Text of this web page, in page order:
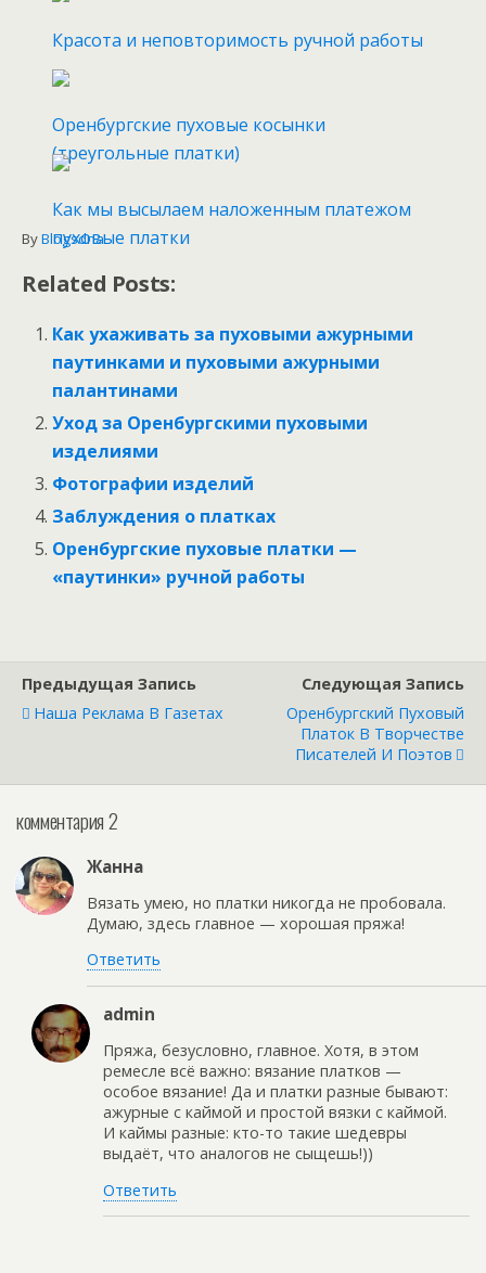
Красота и неповторимость ручной работы
Оренбургские пуховые косынки
(треугольные платки)
Как мы высылаем наложенным платежом
пуховые платки
ByBlogsdna
Related Posts:
Как ухаживать за пуховыми ажурными
паутинками и пуховыми ажурными
палантинами
Уход за Оренбургскими пуховыми
изделиями
Фотографии изделий
Заблуждения о платках
Оренбургские пуховые платки —
«паутинки» ручной работы
Предыдущая Запись
Наша Реклама В Газетах
Следующая Запись
Оренбургский Пуховый
Платок В Творчестве
Писателей И Поэтов
комментария 2
Жанна
Вязать умею, но платки никогда не пробовала.
Думаю, здесь главное — хорошая пряжа!
Ответить
admin
Пряжа, безусловно, главное. Хотя, в этом
ремесле всё важно: вязание платков —
особое вязание! Да и платки разные бывают:
ажурные с каймой и простой вязки с каймой.
И каймы разные: кто-то такие шедевры
выдаёт, что аналогов не сыщешь!))
Ответить